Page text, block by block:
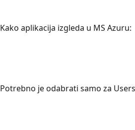
Kako aplikacija izgleda u MS Azuru:
Potrebno je odabrati samo za